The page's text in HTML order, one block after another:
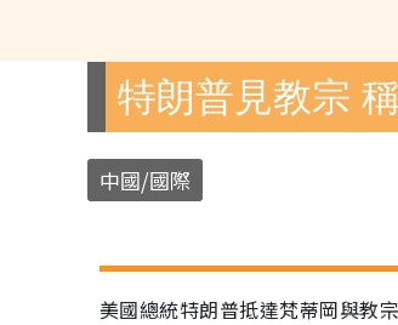
特朗普見教宗
中國/國際
美國總統特朗普抵達梵蒂岡與教